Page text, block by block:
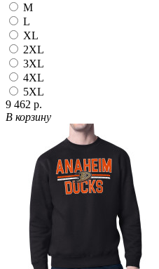
M
L
XL
2XL
3XL
4XL
5XL
9 462 р.
В корзину